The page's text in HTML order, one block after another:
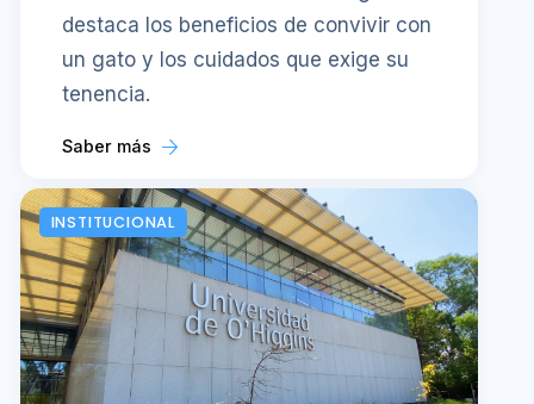
destaca los beneficios de convivir con
un gato y los cuidados que exige su
tenencia.
Saber más
INSTITUCIONAL